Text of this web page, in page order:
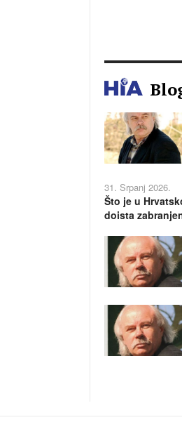
31. Srpanj 2026.
Što je u
doista